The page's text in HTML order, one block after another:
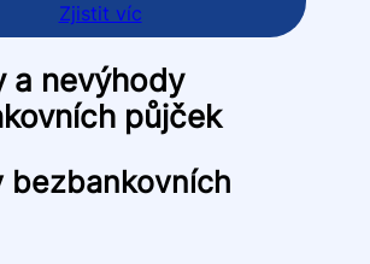
Zjistit víc
a nevýhody
půjček
bezbankovních